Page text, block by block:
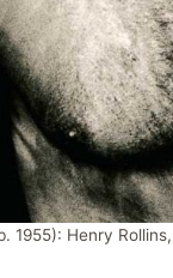
1955): Henry